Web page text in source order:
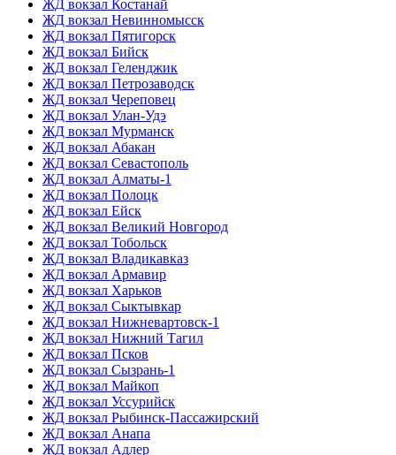
ЖД вокзал Костанай
ЖД вокзал Невинномысск
ЖД вокзал Пятигорск
ЖД вокзал Бийск
ЖД вокзал Геленджик
ЖД вокзал Петрозаводск
ЖД вокзал Череповец
ЖД вокзал Улан-Удэ
ЖД вокзал Мурманск
ЖД вокзал Абакан
ЖД вокзал Севастополь
ЖД вокзал Алматы-1
ЖД вокзал Полоцк
ЖД вокзал Ейск
ЖД вокзал Великий Новгород
ЖД вокзал Тобольск
ЖД вокзал Владикавказ
ЖД вокзал Армавир
ЖД вокзал Харьков
ЖД вокзал Сыктывкар
ЖД вокзал Нижневартовск-1
ЖД вокзал Нижний Тагил
ЖД вокзал Псков
ЖД вокзал Сызрань-1
ЖД вокзал Майкоп
ЖД вокзал Уссурийск
ЖД вокзал Рыбинск-Пассажирский
ЖД вокзал Анапа
ЖД вокзал Адлер